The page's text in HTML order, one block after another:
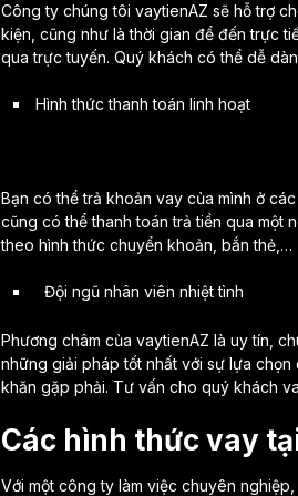
Công ty chúng tôi vaytienAZ sẽ hỗ trợ
kiện, cũng như là thời gian để đến trực
qua trực tuyến. Quý khách có thể dễ
Hình thức thanh toán linh hoạt
Bạn có thể trả khoản vay của mình ở
cũng có thể thanh toán trả tiền qua một
theo hình thức chuyển khoản, bắn thẻ,…
Đội ngũ nhân viên nhiệt tình
Phương châm của vaytienAZ là uy tín,
những giải pháp tốt nhất với sự lựa
khăn gặp phải. Tư vấn cho quý khách
Các hình thức vay
Với một công ty làm việc chuyên